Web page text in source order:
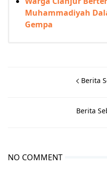
Muhammadiyah
Gempa
Berita
Berita
NO COMMENT